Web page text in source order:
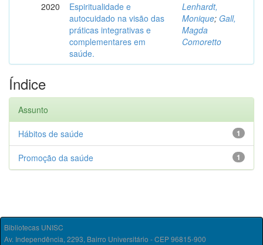
2020
Espiritualidade e
autocuidado na visão das
práticas integrativas e
complementares em
saúde.
Lenhardt,
Monique; Gall,
Magda
Comoretto
Índice
Assunto
1
Hábitos de saúde
1
Promoção da saúde
Bibliotecas UNISC
Av. Independência, 2293, Bairro Universitário - CEP 96815-900